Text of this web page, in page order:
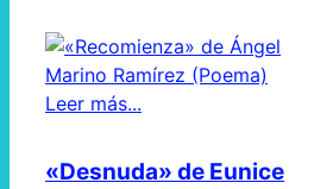
Leer más...
«Desnuda» de Eunice